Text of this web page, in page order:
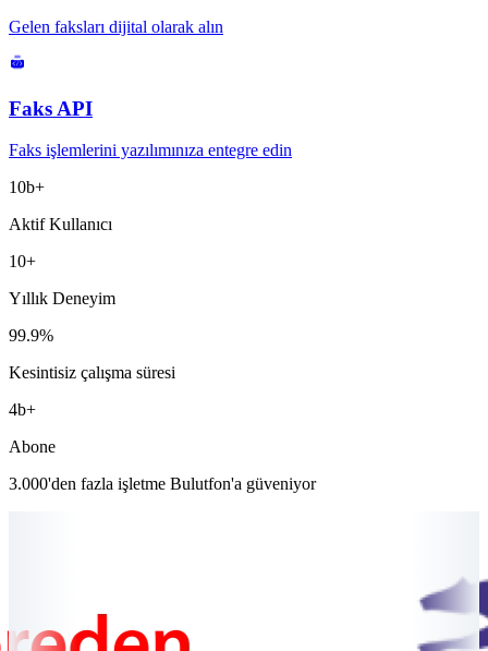
Gelen faksları dijital olarak alın
Faks API
Faks işlemlerini yazılımınıza entegre edin
10b+
Aktif Kullanıcı
10+
Yıllık Deneyim
99.9%
Kesintisiz çalışma süresi
4b+
Abone
3.000'den fazla işletme Bulutfon'a güveniyor